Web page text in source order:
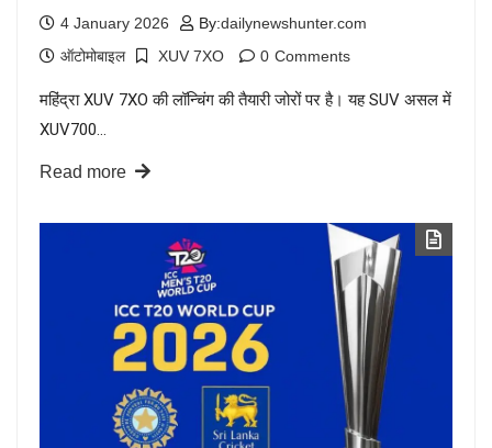
4 January 2026 By:dailynewshunter.com
ऑटोमोबाइल
XUV 7XO 0 Comments
महिंद्रा XUV 7XO की लॉन्चिंग की तैयारी जोरों पर है। यह SUV असल में
XUV700…
Read more